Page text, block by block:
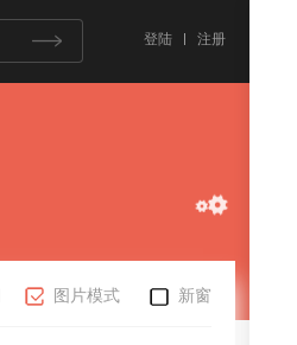
登陆 注册
新窗
图片模式